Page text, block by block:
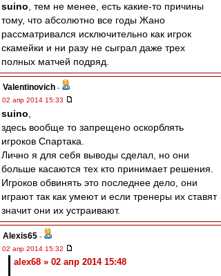
suino , тем не менее, есть какие-то причины
тому, что абсолютно все годы Жано
рассматривался исключительно как игрок
скамейки и ни разу не сыграл даже трех
полных матчей подряд.
Valentinovich -
02 апр 2014 15:33
suino
здесь вообще то запрещено оскорблять
игроков Спартака.
Лично я для себя выводы сделал, но они
больше касаются тех кто принимает решения.
Игроков обвинять это последнее дело, они
играют так как умеют и если тренеры их ставят
значит они их устраивают.
Alexis65 -
02 апр 2014 15:32
alex68 » 02 апр 2014 15:48